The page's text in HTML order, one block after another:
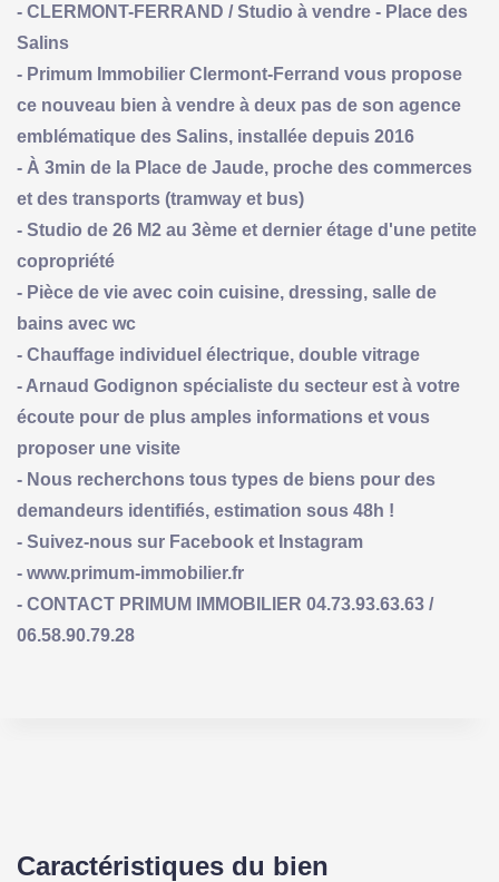
- CLERMONT-FERRAND / Studio à vendre - Place des
Salins
- Primum Immobilier Clermont-Ferrand vous propose
ce nouveau bien à vendre à deux pas de son agence
emblématique des Salins, installée depuis 2016
- À 3min de la Place de Jaude, proche des commerces
et des transports (tramway et bus)
- Studio de 26 M2 au 3ème et dernier étage d'une petite
copropriété
- Pièce de vie avec coin cuisine, dressing, salle de
bains avec wc
- Chauffage individuel électrique, double vitrage
- Arnaud Godignon spécialiste du secteur est à votre
écoute pour de plus amples informations et vous
proposer une visite
- Nous recherchons tous types de biens pour des
demandeurs identifiés, estimation sous 48h !
- Suivez-nous sur Facebook et Instagram
- www.primum-immobilier.fr
- CONTACT PRIMUM IMMOBILIER 04.73.93.63.63 /
06.58.90.79.28
Caractéristiques du bien